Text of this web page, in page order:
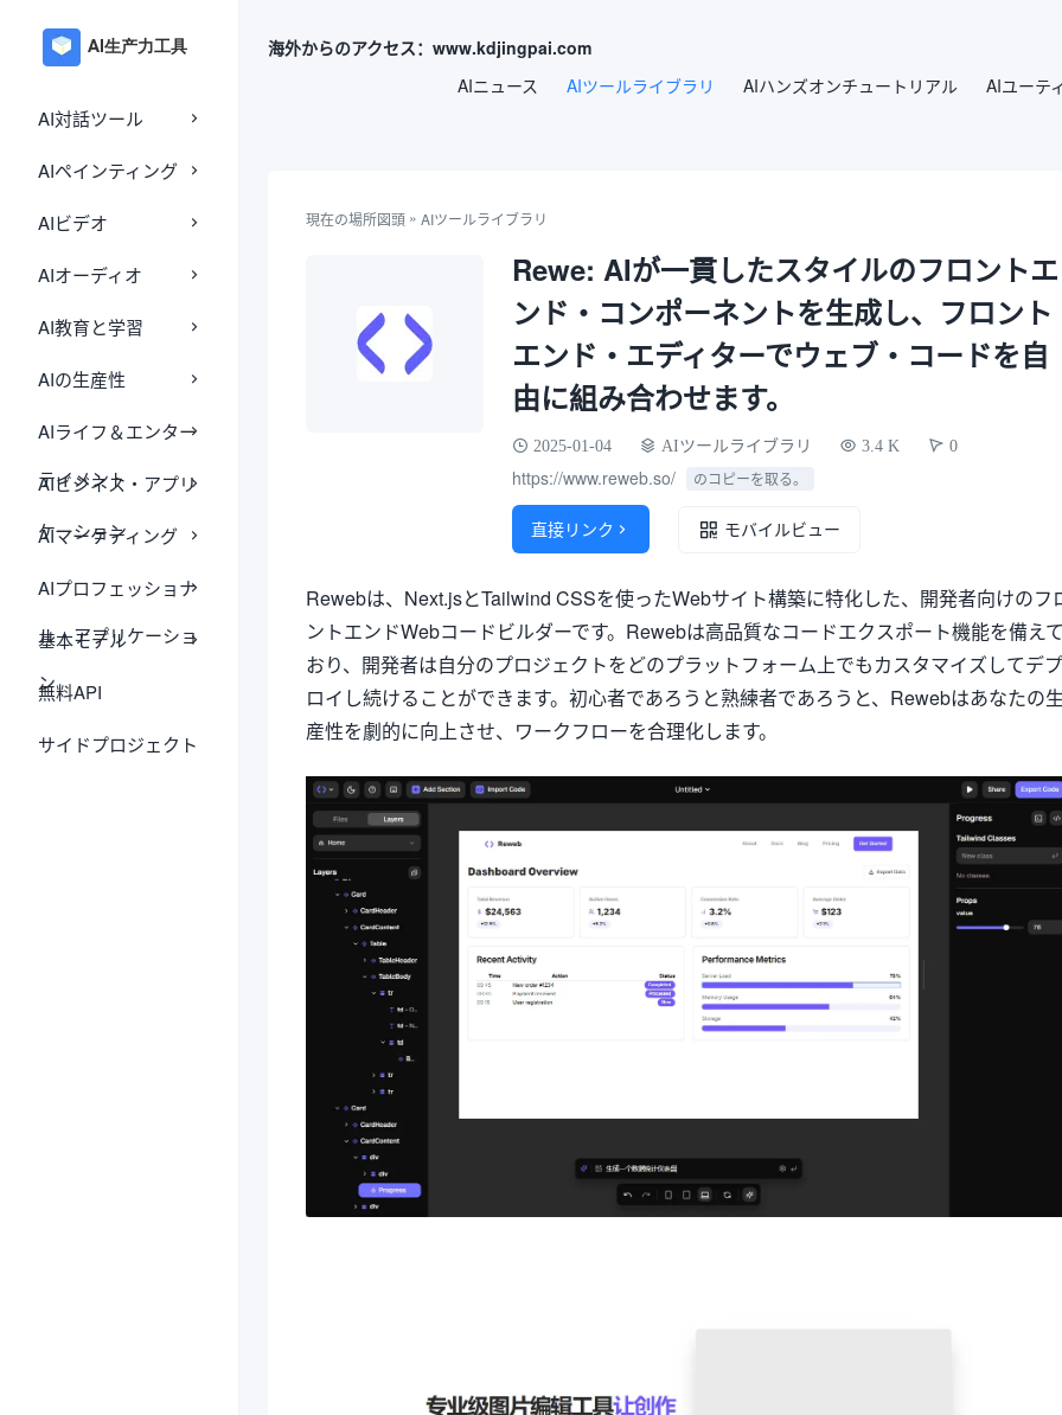
AI対話ツール
AIペインティング
AIビデオ
AIオーディオ
AI教育と学習
AIの生産性
AIライフ＆エンター
テイメント
AIビジネス・アプリ
ケーション
AIマーケティング
AIプロフェッショナ
ル・アプリケーショ
ン
基本モデル
無料API
サイドプロジェクト
海外からのアクセス：www.kdjingpai.com
AIニュース
AIツールライブラリ AIハンズオンチュートリアル AIユーテ
現在の場所図頭 » AIツールライブラリ
Rewe: AIが一貫したスタイルのフロントエ
ンド・コンポーネントを生成し、フロント
エンド・エディターでウェブ・コードを自
由に組み合わせます。
2025-01-04 AIツールライブラリ 3.4 K 0
https://www.reweb.so/ のコピーを取る。
直接リンク  モバイルビュー
Rewebは、Next.jsとTailwind CSSを使ったWebサイト構築に特化した、開発者向けのフ
ントエンドWebコードビルダーです。Rewebは高品質なコードエクスポート機能を備え
おり、開発者は自分のプロジェクトをどのプラットフォーム上でもカスタマイズしてデプ
ロイし続けることができます。初心者であろうと熟練者であろうと、Rewebはあなたの
産性を劇的に向上させ、ワークフローを合理化します。